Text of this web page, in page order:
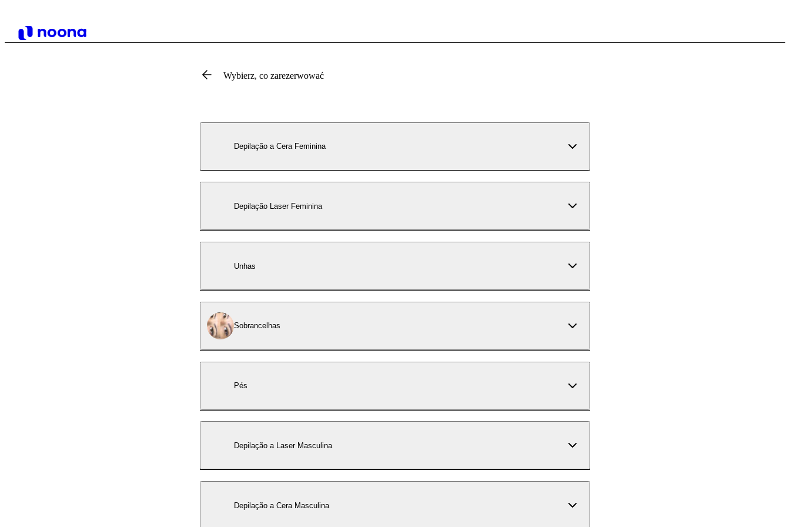
Wybierz, co zarezerwować
Depilação a Cera Feminina
Depilação Laser Feminina
Unhas
Sobrancelhas
Pés
Depilação a Laser Masculina
Depilação a Cera Masculina